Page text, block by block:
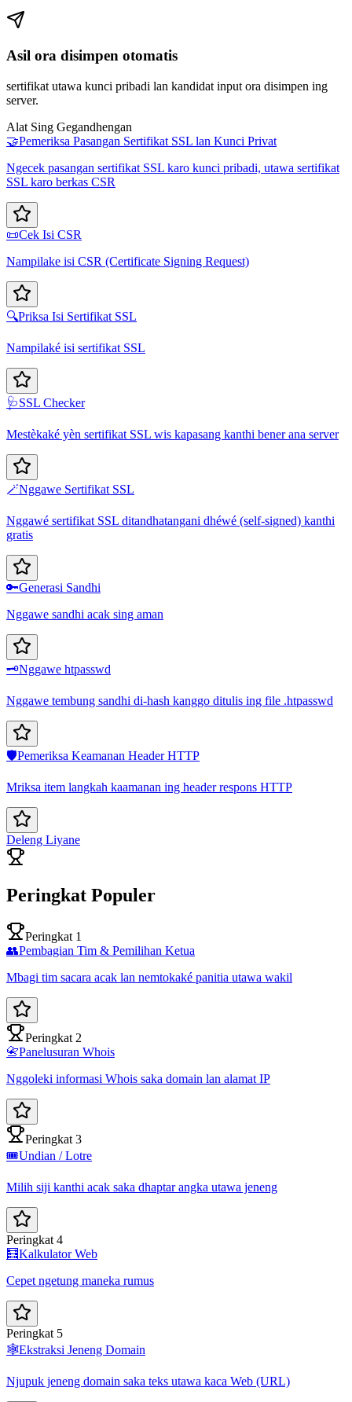
Asil ora disimpen otomatis
sertifikat utawa kunci pribadi lan kandidat input ora disimpen ing
server.
Alat Sing Gegandhengan
🤝Pemeriksa Pasangan Sertifikat SSL lan Kunci Privat
Ngecek pasangan sertifikat SSL karo kunci pribadi, utawa sertifikat
SSL karo berkas CSR
📜Cek Isi CSR
Nampilake isi CSR (Certificate Signing Request)
🔍Priksa Isi Sertifikat SSL
Nampilaké isi sertifikat SSL
🩺SSL Checker
Mestèkaké yèn sertifikat SSL wis kapasang kanthi bener ana server
🪄Nggawe Sertifikat SSL
Nggawé sertifikat SSL ditandhatangani dhéwé (self-signed) kanthi
gratis
🔑Generasi Sandhi
Nggawe sandhi acak sing aman
🗝️Nggawe htpasswd
Nggawe tembung sandhi di-hash kanggo ditulis ing file .htpasswd
🛡️Pemeriksa Keamanan Header HTTP
Mriksa item langkah kaamanan ing header respons HTTP
Deleng Liyane
Peringkat Populer
Peringkat 1
👥Pembagian Tim & Pemilihan Ketua
Mbagi tim sacara acak lan nemtokaké panitia utawa wakil
Peringkat 2
📇Panelusuran Whois
Nggoleki informasi Whois saka domain lan alamat IP
Peringkat 3
🎟️Undian / Lotre
Milih siji kanthi acak saka dhaptar angka utawa jeneng
Peringkat 4
🧮Kalkulator Web
Cepet ngetung maneka rumus
Peringkat 5
🕸️Ekstraksi Jeneng Domain
Njupuk jeneng domain saka teks utawa kaca Web (URL)